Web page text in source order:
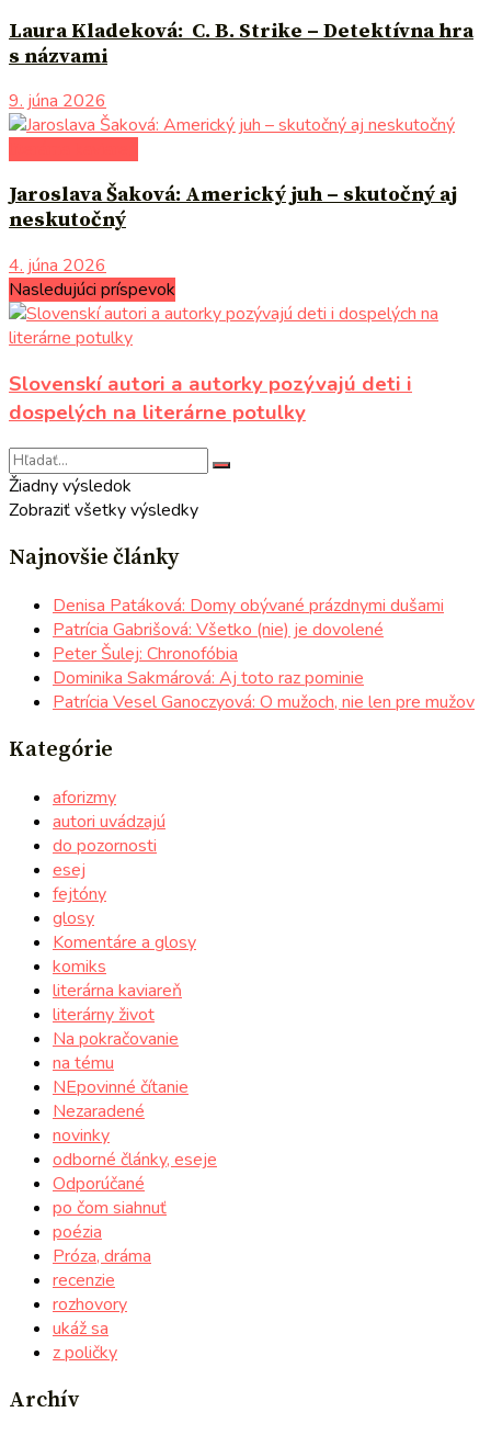
Laura Kladeková: C. B. Strike – Detektívna hra
s názvami
9. júna 2026
Jaroslava Šaková: Americký juh – skutočný aj
neskutočný
4. júna 2026
Nasledujúci príspevok
Slovenskí autori a autorky pozývajú deti i
dospelých na literárne potulky
Žiadny výsledok
Zobraziť všetky výsledky
Najnovšie články
Denisa Patáková: Domy obývané prázdnymi dušami
Patrícia Gabrišová: Všetko (nie) je dovolené
Peter Šulej: Chronofóbia
Dominika Sakmárová: Aj toto raz pominie
Patrícia Vesel Ganoczyová: O mužoch, nie len pre mužov
Kategórie
aforizmy
autori uvádzajú
do pozornosti
esej
fejtóny
glosy
Komentáre a glosy
komiks
literárna kaviareň
literárny život
Na pokračovanie
na tému
NEpovinné čítanie
Nezaradené
novinky
odborné články, eseje
Odporúčané
po čom siahnuť
poézia
Próza, dráma
recenzie
rozhovory
ukáž sa
z poličky
Archív